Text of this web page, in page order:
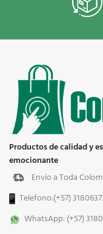
Productos de calidad y
emocionante
Envío a Toda
Telefono:(+57)
WhatsApp: (+57)